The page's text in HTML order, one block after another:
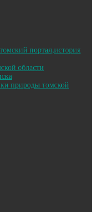
портал,история
области
природы томской